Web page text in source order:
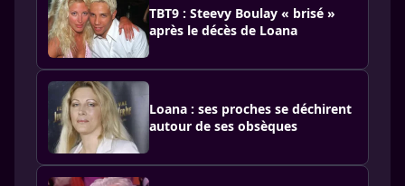
TBT9 : Steevy Boulay « brisé »
après le décès de Loana
Loana : ses proches se déchirent
autour de ses obsèques